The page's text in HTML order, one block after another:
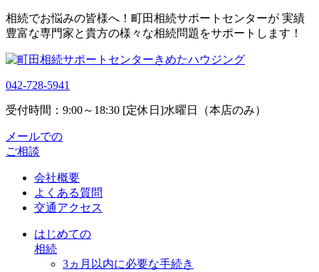
相続でお悩みの皆様へ！町田相続サポートセンターが 実績
豊富な専門家と貴方の様々な相続問題をサポートします！
042-728-5941
受付時間：9:00～18:30 [定休日]水曜日（本店のみ）
メールでの
ご相談
会社概要
よくある質問
交通アクセス
はじめての
相続
3ヵ月以内に必要な手続き